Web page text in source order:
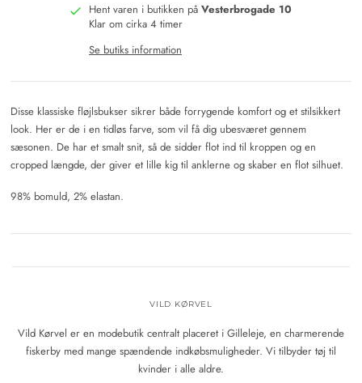
Hent varen i butikken på Vesterbrogade 10
Klar om cirka 4 timer
Se butiks information
Disse klassiske fløjlsbukser sikrer både forrygende komfort og et stilsikkert
look. Her er de i en tidløs farve, som vil få dig ubesværet gennem
sæsonen. De har et smalt snit, så de sidder flot ind til kroppen og en
cropped længde, der giver et lille kig til anklerne og skaber en flot silhuet.
98% bomuld, 2% elastan.
VILD KØRVEL
Vild Kørvel er en modebutik centralt placeret i Gilleleje, en charmerende
fiskerby med mange spændende indkøbsmuligheder. Vi tilbyder tøj til
kvinder i alle aldre.